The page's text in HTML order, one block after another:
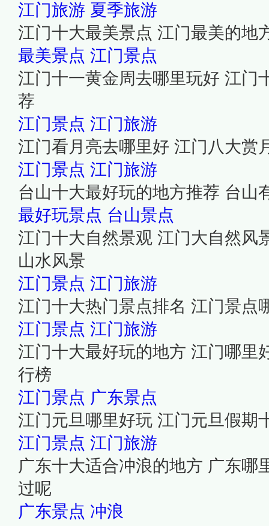
江门旅游 夏季旅游
江门十大最美景点 江门最美的地
最美景点 江门景点
江门十一黄金周去哪里玩好 江门
荐
江门景点 江门旅游
江门看月亮去哪里好 江门八大赏
江门景点 江门旅游
台山十大最好玩的地方推荐 台山
最好玩景点 台山景点
江门十大自然景观 江门大自然风
山水风景
江门景点 江门旅游
江门十大热门景点排名 江门景点
江门景点 江门旅游
江门十大最好玩的地方 江门哪里
行榜
江门景点 广东景点
江门元旦哪里好玩 江门元旦假期
江门景点 江门旅游
广东十大适合冲浪的地方 广东哪
过呢
广东景点 冲浪